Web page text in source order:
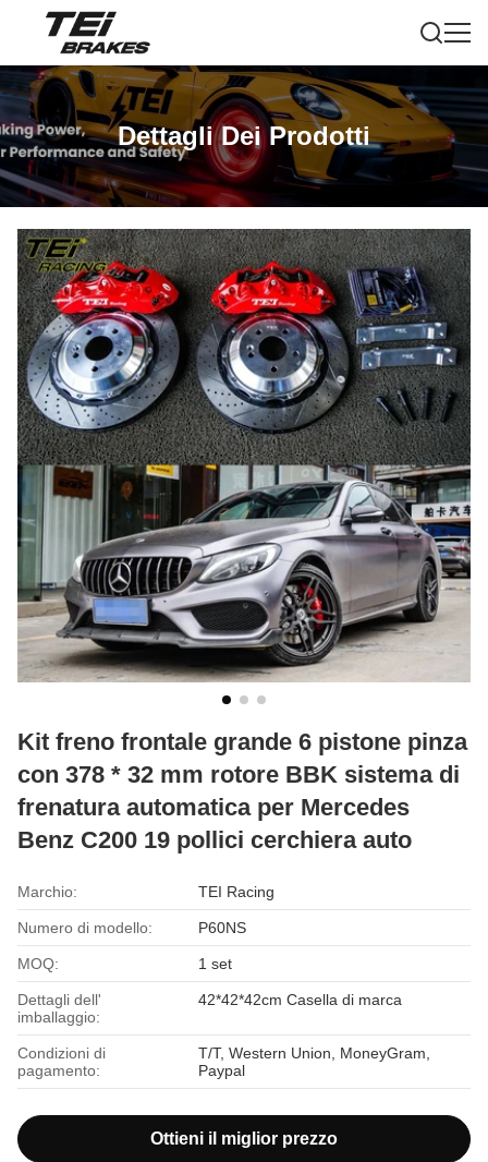
Dettagli Dei Prodotti
Kit freno frontale grande 6 pistone pinza
con 378 * 32 mm rotore BBK sistema di
frenatura automatica per Mercedes
Benz C200 19 pollici cerchiera auto
Marchio: TEI Racing
Numero di modello: P60NS
MOQ: 1 set
Dettagli dell'
imballaggio:
42*42*42cm Casella di marca
Condizioni di
pagamento:
T/T, Western Union, MoneyGram,
Paypal
Ottieni il miglior prezzo